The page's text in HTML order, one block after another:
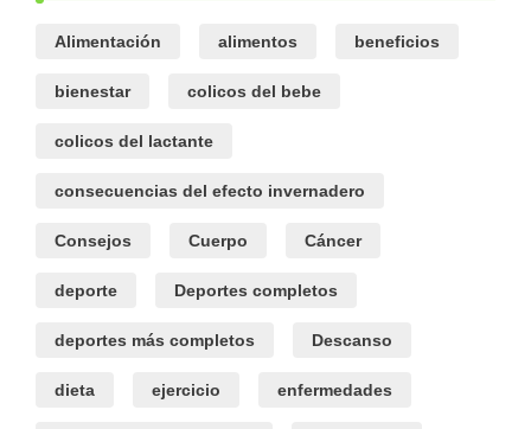
Alimentación alimentos beneficios
bienestar colicos del bebe
colicos del lactante
consecuencias del efecto invernadero
Consejos Cuerpo Cáncer
deporte Deportes completos
deportes más completos Descanso
dieta ejercicio enfermedades